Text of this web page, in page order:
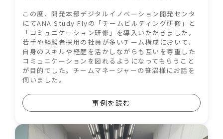
この度、開発本部デジタルイノベーション開発センタ
にてANA Study Flyの「チームビルディング研修」と
「コミュニケーション研修」を導入いただきました。
若手や経験者採用の社員が多いチーム構成において、
自身のスキルや経歴を活かしながらも互いを尊重した
コミュニケーションを図れるようになってもらうこと
が目的でした。チームマネージャーの笹沼様にお話を
伺いました。
事例を読む